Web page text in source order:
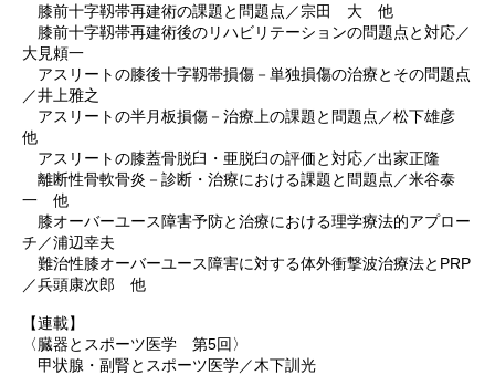
膝前十字靱帯再建術の課題と問題点／宗田 大 他
膝前十字靱帯再建術後のリハビリテーションの問題点と対応／
大見頼一
アスリートの膝後十字靱帯損傷－単独損傷の治療とその問題点
／井上雅之
アスリートの半月板損傷－治療上の課題と問題点／松下雄彦
他
アスリートの膝蓋骨脱臼・亜脱臼の評価と対応／出家正隆
離断性骨軟骨炎－診断・治療における課題と問題点／米谷泰
一 他
膝オーバーユース障害予防と治療における理学療法的アプロー
チ／浦辺幸夫
難治性膝オーバーユース障害に対する体外衝撃波治療法とPRP
／兵頭康次郎 他
【連載】
〈臓器とスポーツ医学 第5回〉
甲状腺・副腎とスポーツ医学／木下訓光